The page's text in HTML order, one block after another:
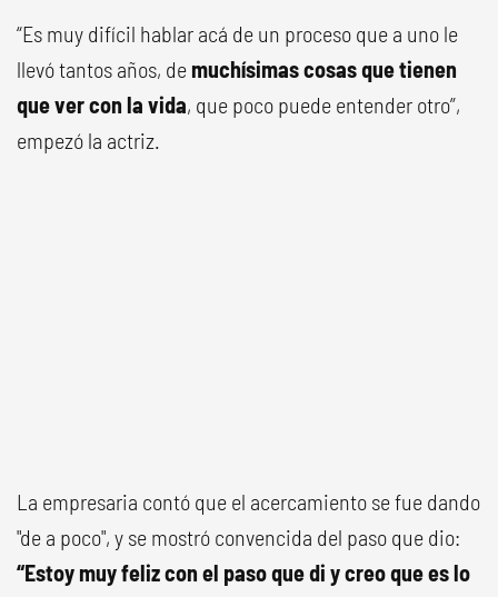
“Es muy difícil hablar acá de un proceso que a uno le
llevó tantos años, de muchísimas cosas que tienen
que ver con la vida, que poco puede entender otro”,
empezó la actriz.
La empresaria contó que el acercamiento se fue dando
"de a poco", y se mostró convencida del paso que dio:
“Estoy muy feliz con el paso que di y creo que es lo